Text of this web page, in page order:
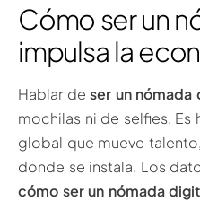
Cómo ser un
impulsa la
Hablar deser un nómada
mochilas ni de selfies.
global que mueve
donde se instala. Los
cómo ser un nómada